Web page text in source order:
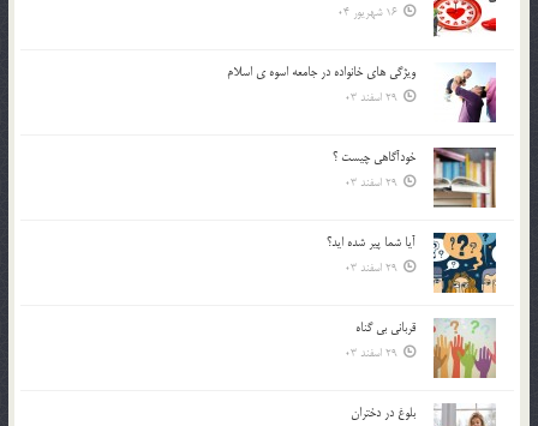
16 شهریور 04
ويژگي هاي خانواده در جامعه اسوه ي اسلام
29 اسفند 03
خودآگاهى چيست ؟
29 اسفند 03
آیا شما پیر شده اید؟
29 اسفند 03
قرباني بي گناه
29 اسفند 03
بلوغ در دختران